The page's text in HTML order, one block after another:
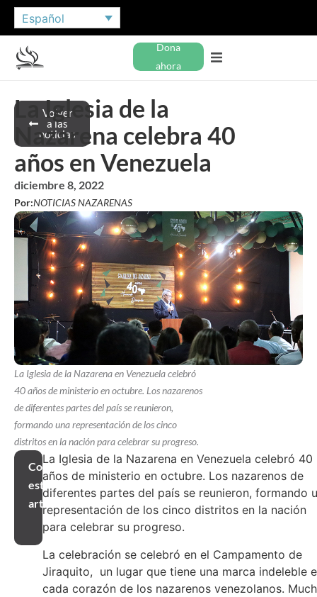
Español
Dona
ahora
Volver
a las
noticias
La Iglesia de la
Nazarena celebra 40
años en Venezuela
diciembre 8, 2022
Por:NOTICIAS NAZARENAS
La Iglesia de la Nazarena en Venezuela celebró
40 años de ministerio en octubre. Los nazarenos
de diferentes partes del país se reunieron,
formando una representación de los cinco
distritos en la nación para celebrar su progreso.
Compartir
este
artículo
La Iglesia de la Nazarena en Venezuela celebró 40
años de ministerio en octubre. Los nazarenos de
diferentes partes del país se reunieron, formando
representación de los cinco distritos en la nación
para celebrar su progreso.
La celebración se celebró en el Campamento de
Jiraquito, un lugar que tiene una marca indeleble
cada corazón de los nazarenos venezolanos.